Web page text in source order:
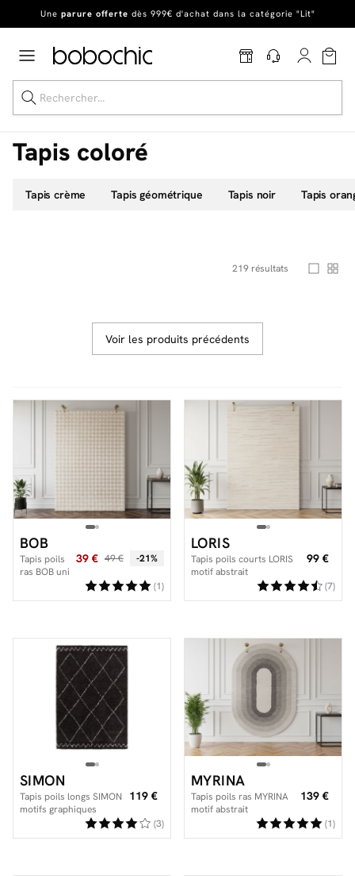
En ce moment, profitez d'untapis offert dès 1299€ de canapé
Excellent
Uneparure offerte
Dernière chance jusqu'à -50%
Facilité de paiements
Aide et contact
Conseil sur mesure
Mieux nous connaître
Tapis coloré
Tapis crème Tapis géométrique Tapis noir Tapis
219 résultats
Voir les produits précédents
BOB
Tapis poils
ras BOB uni
39 € 49 € -21%
(1)
LORIS
Tapis poils courts LORIS
motif abstrait
99 €
(7)
SIMON
Tapis poils longs SIMON
motifs graphiques
119 €
(3)
MYRINA
Tapis poils ras MYRINA
motif abstrait
139 €
(1)